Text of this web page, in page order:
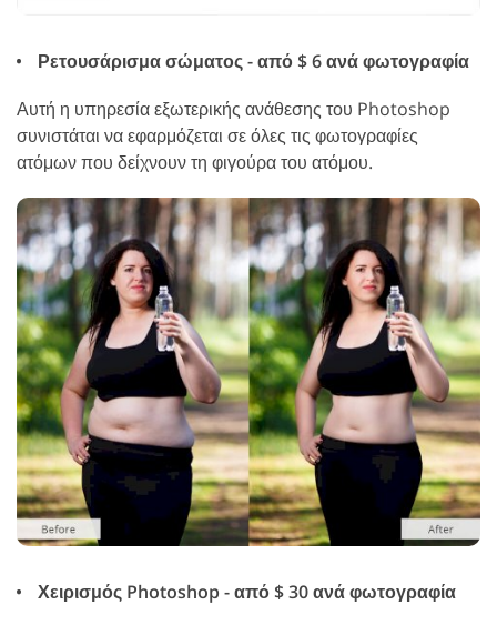
Ρετουσάρισμα σώματος - από $ 6 ανά φωτογραφία
Αυτή η υπηρεσία εξωτερικής ανάθεσης του Photoshop
συνιστάται να εφαρμόζεται σε όλες τις φωτογραφίες
ατόμων που δείχνουν τη φιγούρα του ατόμου.
Χειρισμός Photoshop - από $ 30 ανά φωτογραφία